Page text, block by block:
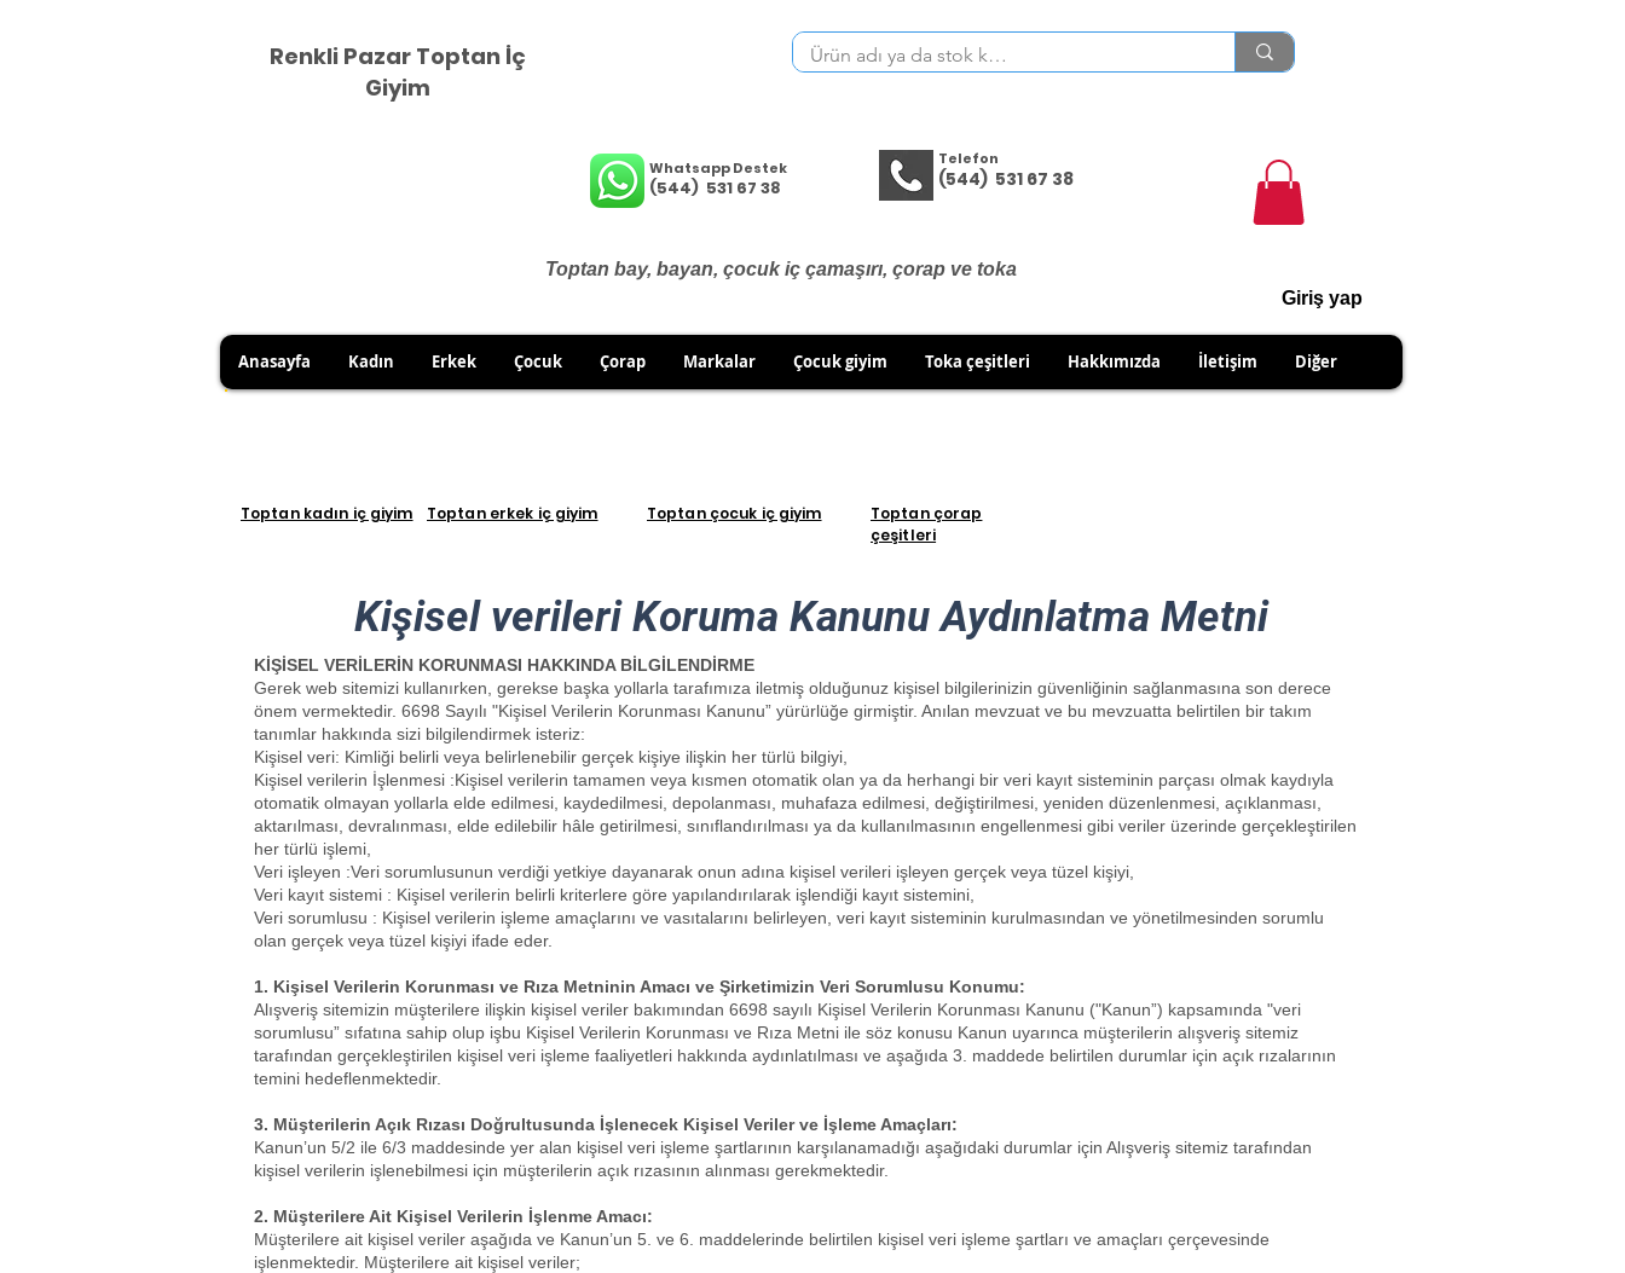
Renkli Pazar Toptan İç
Giyim
Whatsapp Destek
(544) 531 67 38
Telefon
(544) 531 67 38
Toptan bay, bayan, çocuk iç çamaşırı, çorap ve toka
Giriş yap
Anasayfa Kadın Erkek Çocuk Çorap Markalar Çocuk giyim Toka çeşitleri Hakkımızda İletişim Diğer
Toptan kadın iç giyim Toptan erkek iç giyim Toptan çocuk iç giyim
Toptan çorap
çeşitleri
Kişisel verileri Koruma Kanunu Aydınlatma Metni
KİŞİSEL VERİLERİN KORUNMASI HAKKINDA BİLGİLENDİRME
Gerek web sitemizi kullanırken, gerekse başka yollarla tarafımıza iletmiş olduğunuz kişisel bilgilerinizin güvenliğinin sağlanmasına son derece
önem vermektedir. 6698 Sayılı "Kişisel Verilerin Korunması Kanunu” yürürlüğe girmiştir. Anılan mevzuat ve bu mevzuatta belirtilen bir takım
tanımlar hakkında sizi bilgilendirmek isteriz:
Kişisel veri: Kimliği belirli veya belirlenebilir gerçek kişiye ilişkin her türlü bilgiyi,
Kişisel verilerin İşlenmesi :Kişisel verilerin tamamen veya kısmen otomatik olan ya da herhangi bir veri kayıt sisteminin parçası olmak kaydıyla
otomatik olmayan yollarla elde edilmesi, kaydedilmesi, depolanması, muhafaza edilmesi, değiştirilmesi, yeniden düzenlenmesi, açıklanması,
aktarılması, devralınması, elde edilebilir hâle getirilmesi, sınıflandırılması ya da kullanılmasının engellenmesi gibi veriler üzerinde gerçekleştirilen
her türlü işlemi,
Veri işleyen :Veri sorumlusunun verdiği yetkiye dayanarak onun adına kişisel verileri işleyen gerçek veya tüzel kişiyi,
Veri kayıt sistemi : Kişisel verilerin belirli kriterlere göre yapılandırılarak işlendiği kayıt sistemini,
Veri sorumlusu : Kişisel verilerin işleme amaçlarını ve vasıtalarını belirleyen, veri kayıt sisteminin kurulmasından ve yönetilmesinden sorumlu
olan gerçek veya tüzel kişiyi ifade eder.
1. Kişisel Verilerin Korunması ve Rıza Metninin Amacı ve Şirketimizin Veri Sorumlusu Konumu:
Alışveriş sitemizin müşterilere ilişkin kişisel veriler bakımından 6698 sayılı Kişisel Verilerin Korunması Kanunu ("Kanun”) kapsamında "veri
sorumlusu” sıfatına sahip olup işbu Kişisel Verilerin Korunması ve Rıza Metni ile söz konusu Kanun uyarınca müşterilerin alışveriş sitemiz
tarafından gerçekleştirilen kişisel veri işleme faaliyetleri hakkında aydınlatılması ve aşağıda 3. maddede belirtilen durumlar için açık rızalarının
temini hedeflenmektedir.
3. Müşterilerin Açık Rızası Doğrultusunda İşlenecek Kişisel Veriler ve İşleme Amaçları:
Kanun’un 5/2 ile 6/3 maddesinde yer alan kişisel veri işleme şartlarının karşılanamadığı aşağıdaki durumlar için Alışveriş sitemiz tarafından
kişisel verilerin işlenebilmesi için müşterilerin açık rızasının alınması gerekmektedir.
2. Müşterilere Ait Kişisel Verilerin İşlenme Amacı:
Müşterilere ait kişisel veriler aşağıda ve Kanun’un 5. ve 6. maddelerinde belirtilen kişisel veri işleme şartları ve amaçları çerçevesinde
işlenmektedir. Müşterilere ait kişisel veriler;